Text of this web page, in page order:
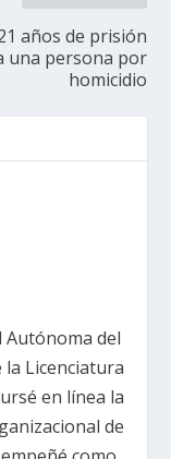
años de prisión
una persona por
homicidio
Autónoma del
la Licenciatura
en línea la
de